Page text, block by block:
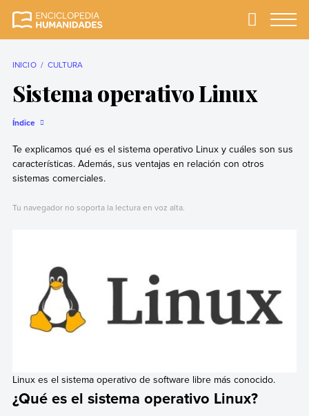
completa y más
Primary
INICIO CULTURA
Sistema operativo Linux
Índice
Te explicamos qué es el sistema operativo Linux y cuáles son sus
características. Además, sus ventajas en relación con otros
sistemas comerciales.
Tu navegador no soporta la lectura en voz alta.
Linux es el sistema operativo de software libre más conocido.
¿Qué es el sistema operativo Linux?